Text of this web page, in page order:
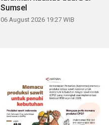
Sumsel
06 August 2026 19:27 WIB